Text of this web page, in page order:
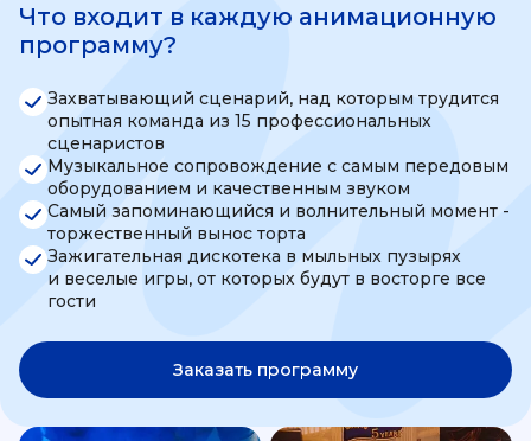
Что входит в каждую анимационную
программу?
Захватывающий сценарий, над которым трудится
опытная команда из 15 профессиональных
сценаристов
Музыкальное сопровождение с самым передовым
оборудованием и качественным звуком
Самый запоминающийся и волнительный момент -
торжественный вынос торта
Зажигательная дискотека в мыльных пузырях
и веселые игры, от которых будут в восторге все
гости
Заказать программу